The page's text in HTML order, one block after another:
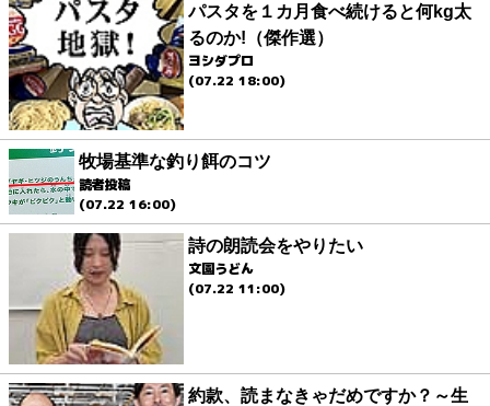
パスタを１カ月食べ続けると何kg太
るのか!（傑作選）
ヨシダプロ
(07.22 18:00)
牧場基準な釣り餌のコツ
読者投稿
(07.22 16:00)
詩の朗読会をやりたい
文園うどん
(07.22 11:00)
約款、読まなきゃだめですか？～生